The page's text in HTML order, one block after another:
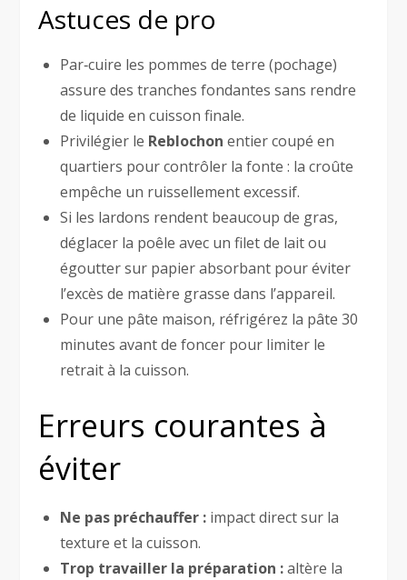
Astuces de pro
Par‑cuire les pommes de terre (pochage)
assure des tranches fondantes sans rendre
de liquide en cuisson finale.
Privilégier le Reblochon entier coupé en
quartiers pour contrôler la fonte : la croûte
empêche un ruissellement excessif.
Si les lardons rendent beaucoup de gras,
déglacer la poêle avec un filet de lait ou
égoutter sur papier absorbant pour éviter
l’excès de matière grasse dans l’appareil.
Pour une pâte maison, réfrigérez la pâte 30
minutes avant de foncer pour limiter le
retrait à la cuisson.
Erreurs courantes à
éviter
Ne pas préchauffer : impact direct sur la
texture et la cuisson.
Trop travailler la préparation :altère la